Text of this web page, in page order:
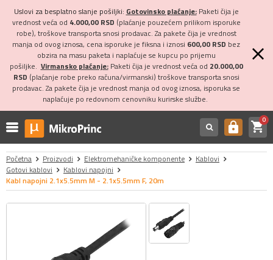
Uslovi za besplatno slanje pošiljki: Gotovinsko plaćanje:Paketi čija je
vrednost veća od 4.000,00 RSD (plaćanje pouzećem prilikom isporuke
robe), troškove transporta snosi prodavac. Za pakete čija je vrednost
manja od ovog iznosa, cena isporuke je fiksna i iznosi 600,00 RSD bez
obzira na masu paketa i naplaćuje se kupcu po prijemu
pošiljke. Virmansko plaćanje:Paketi čija je vrednost veća od 20.000,00
RSD (plaćanje robe preko računa/virmanski) troškove transporta snosi
prodavac. Za pakete čija je vrednost manja od ovog iznosa, isporuka se
naplaćuje po redovnom cenovniku kurirske službe.
https shopping_cart0
Početna Proizvodi Elektromehaničke komponente
Kablovi
Gotovi kablovi
Kablovi napojni
Kabl napojni 2.1x5.5mm M - 2.1x5.5mm F, 20m